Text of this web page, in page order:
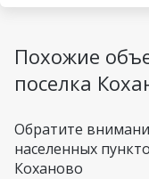
Похожие
поселка
Обратите
населенных
Коханово